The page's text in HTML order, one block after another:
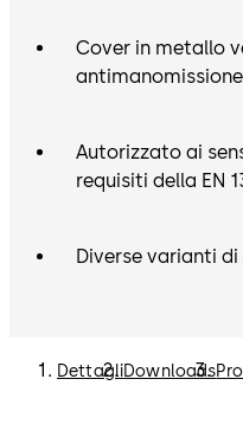
Cover in metallo
antimanomissione
Autorizzato ai
requisiti della EN
Diverse varianti
DettagliDownloads